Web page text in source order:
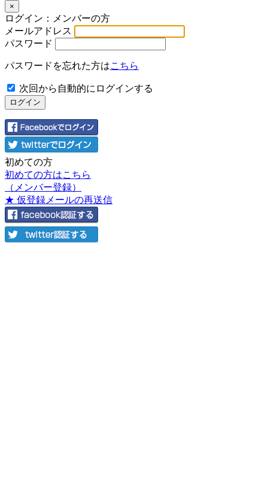
×
ログイン：メンバーの方
メールアドレス
パスワード
パスワードを忘れた方はこちら
次回から自動的にログインする
初めての方
初めての方はこちら
（メンバー登録）
★ 仮登録メールの再送信